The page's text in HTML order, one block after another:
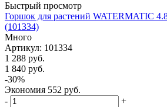
Быстрый просмотр
Горшок для растений WATERMATIC
(101334)
Много
Артикул: 101334
1 288 руб.
1 840 руб.
-30%
Экономия 552 руб.
-
+